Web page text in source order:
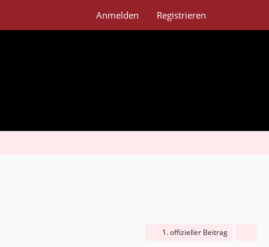
Anmelden Registrieren
1. offizieller Beitrag